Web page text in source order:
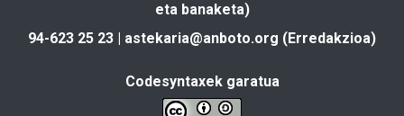
eta banaketa)
94-623 25 23 | astekaria@anboto.org (Erredakzioa)
Codesyntaxek garatua